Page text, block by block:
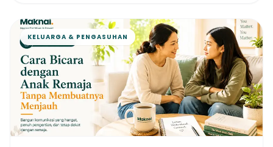
mengintegrasikan asesmen, konsultasi,
konseling, dan pengembangan keterampilan,
Maknai Pendidikan hadir untuk membantu
setiap individu mengenali potensinya,
mengatasi hambatan yang dihadapi, dan
mencapai perkembangan yang optimal
dalam perjalanan pendidikannya.
KELUARGA & PENGASUHAN